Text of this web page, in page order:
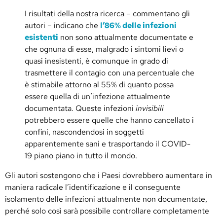
I risultati della nostra ricerca – commentano gli
autori – indicano che l’86% delle infezioni
esistenti non sono attualmente documentate e
che ognuna di esse, malgrado i sintomi lievi o
quasi inesistenti, è comunque in grado di
trasmettere il contagio con una percentuale che
è stimabile attorno al 55% di quanto possa
essere quella di un’infezione attualmente
documentata. Queste infezioni invisibili
potrebbero essere quelle che hanno cancellato i
confini, nascondendosi in soggetti
apparentemente sani e trasportando il COVID-
19 piano piano in tutto il mondo.
Gli autori sostengono che i Paesi dovrebbero aumentare in
maniera radicale l’identificazione e il conseguente
isolamento delle infezioni attualmente non documentate,
perché solo così sarà possibile controllare completamente